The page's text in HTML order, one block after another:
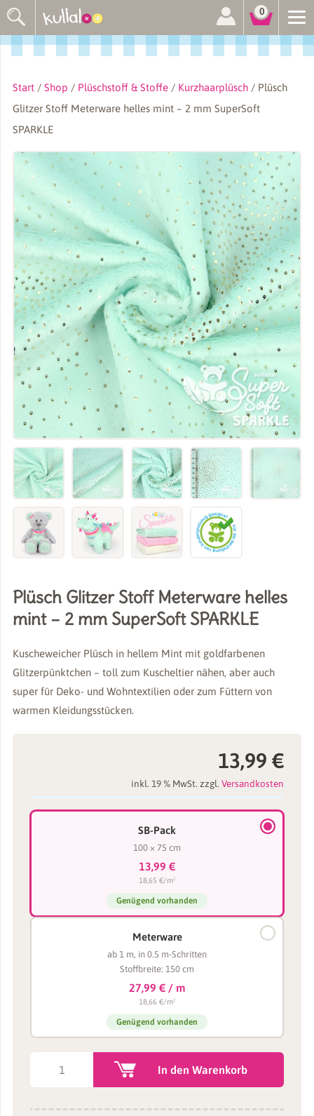
0
Suchen
nach:
Start/ Shop / Plüschstoff & Stoffe/ Kurzhaarplüsch/ Plüsch
Glitzer Stoff Meterware helles mint – 2 mm SuperSoft
SPARKLE
Plüsch Glitzer Stoff Meterware helles
mint – 2 mm SuperSoft SPARKLE
Kuscheweicher Plüsch in hellem Mint mit goldfarbenen
Glitzerpünktchen – toll zum Kuscheltier nähen, aber auch
super für Deko- und Wohntextilien oder zum Füttern von
warmen Kleidungsstücken.
13,99€
inkl. 19 % MwSt. zzgl.Versandkosten
SB-Pack
100 × 75 cm
13,99 €
18,65 €/m²
Genügend vorhanden
Meterware
ab 1 m, in 0.5 m-Schritten
Stoffbreite: 150 cm
27,99 € / m
18,66 €/m²
Genügend vorhanden
In den Warenkorb